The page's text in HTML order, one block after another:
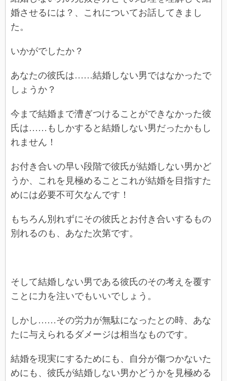
婚させるには？、これについてお話してきまし
た。
いかがでしたか？
あなたの彼氏は……結婚しない男ではなかったで
しょうか？
今まで結婚まで漕ぎつけることができなかった彼
氏は……もしかすると結婚しない男だったかもし
れません！
お付き合いの早い段階で彼氏が結婚しない男かど
うか、これを見極めることこれが結婚を目指すた
めには必要不可欠なんです！
もちろん別れずにその彼氏とお付き合いするもの
別れるのも、あなた次第です。
そして結婚しない男である彼氏のその考えを覆す
ことに力を注いでもいいでしょう。
しかし……その労力が無駄になったとの時、あな
たに与えられるダメージは相当なものです。
結婚を現実にするためにも、自分が傷つかないた
めにも、彼氏が結婚しない男かどうかを見極める